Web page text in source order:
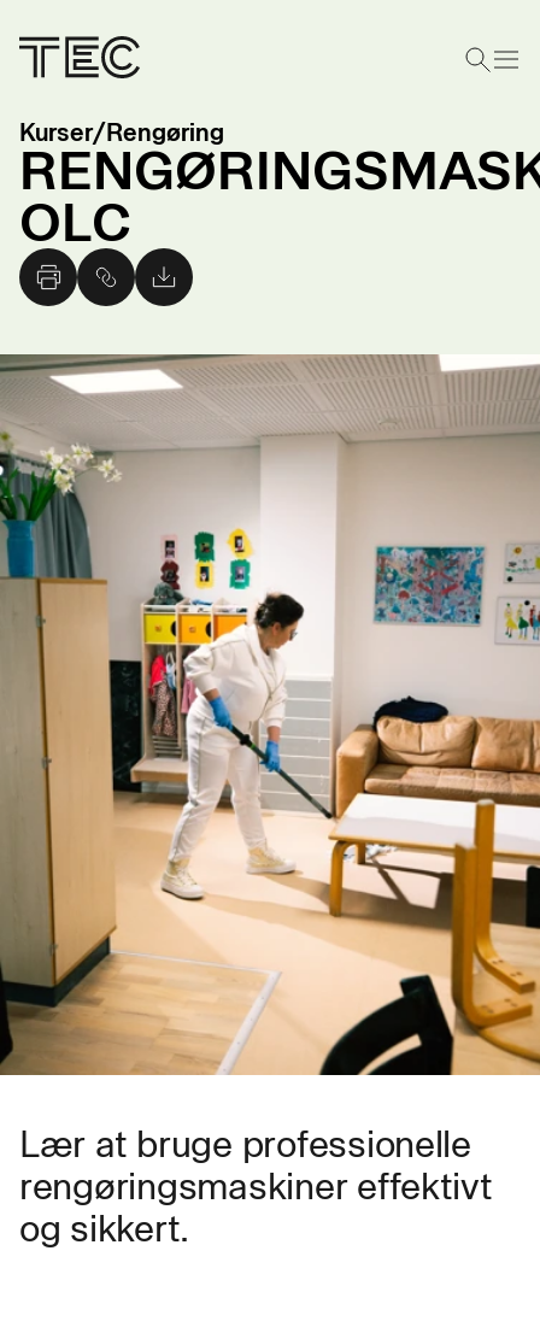
Kurser/Rengøring
OLC
Lær at bruge professionelle
rengøringsmaskiner effektivt
og sikkert.